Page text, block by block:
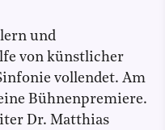
und
von künstlicher
vollendet. Am
Bühnenpremiere.
Dr. Matthias